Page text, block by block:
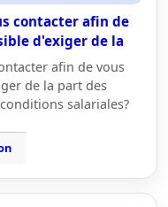
contacter afin de
d'exiger de la
afin de vous
de la part des
salariales?